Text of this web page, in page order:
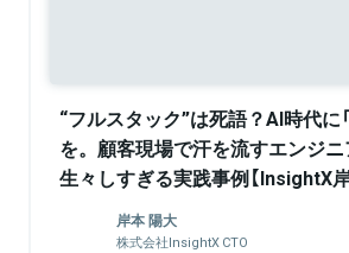
“フルスタック”は死語？AI時代に
を。顧客現場で汗を流すエンジニ
生々しすぎる実践事例【InsightX
岸本 陽大
株式会社InsightX CTO